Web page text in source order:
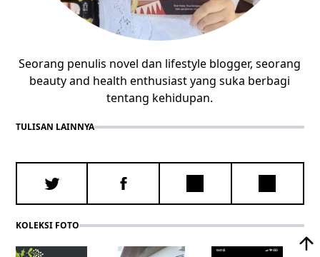
Seorang penulis novel dan lifestyle blogger, seorang
beauty and health enthusiast yang suka berbagi
tentang kehidupan.
TULISAN LAINNYA
KOLEKSI FOTO